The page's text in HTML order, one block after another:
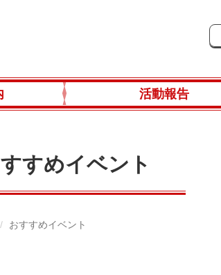
活動報告
すめイベント
おすすめイベント